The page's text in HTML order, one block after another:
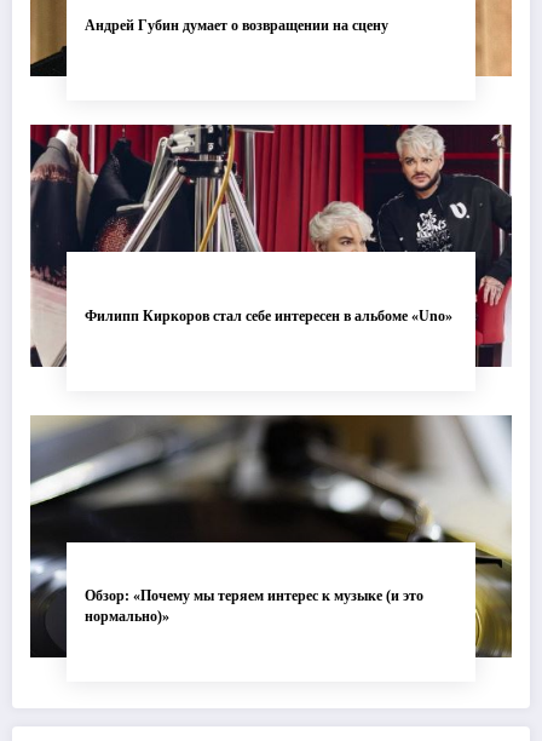
Андрей Губин думает о возвращении на сцену
Филипп Киркоров стал себе интересен в альбоме «Uno»
Обзор: «Почему мы теряем интерес к музыке (и это
нормально)»